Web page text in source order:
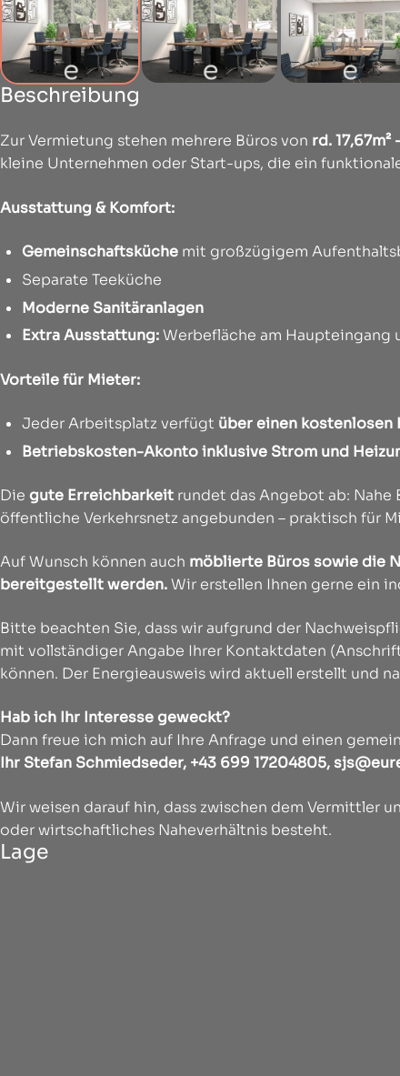
Beschreibung
Zur Vermietung stehen mehrere Büros von rd.
kleine Unternehmen oder Start-ups, die ein
Ausstattung & Komfort:
Gemeinschaftsküche mit großzügigem
Separate Teeküche
Moderne Sanitäranlagen
Extra Ausstattung:Werbefläche am Haupteingang
Vorteile für Mieter:
Jeder Arbeitsplatz verfügt über einen kostenlosen
Betriebskosten-Akonto inklusive Strom und
Die gute Erreichbarkeit rundet das Angebot ab: Nahe
öffentliche Verkehrsnetz angebunden – praktisch für
Auf Wunsch können auch möblierte Büros sowie die
bereitgestellt werden.Wir erstellen Ihnen gerne ein
Bitte beachten Sie, dass wir aufgrund der
mit vollständiger Angabe Ihrer Kontaktdaten
können. Der Energieausweis wird aktuell erstellt und
Hab ich Ihr Interesse geweckt?
Dann freue ich mich auf Ihre Anfrage und einen
Ihr Stefan Schmiedseder, +43 699 17204805,
Wir weisen darauf hin, dass zwischen dem Vermittler
oder wirtschaftliches Naheverhältnis besteht.
Lage